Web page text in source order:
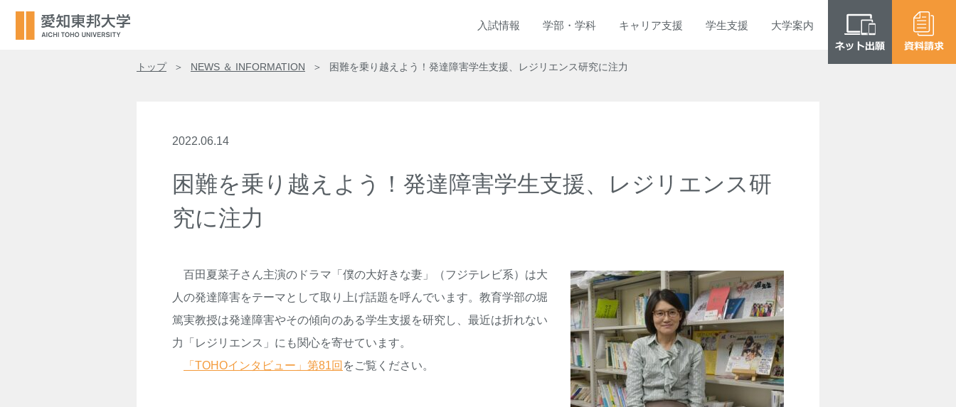
入試情報 学部 ・ 学科 キャリア支援 学生支援 大学案内
トップ NEWS ＆ INFORMATION 困難を乗り越えよう！発達障害学生支援、レジリエンス研究に注力
2022.06.14
困難を乗り越えよう！発達障害学生支援、レジリエンス研
究に注力
百田夏菜子さん主演のドラマ「僕の大好きな妻」（フジテレビ系）は大
人の発達障害をテーマとして取り上げ話題を呼んでいます。教育学部の堀
篤実教授は発達障害やその傾向のある学生支援を研究し、最近は折れない
力「レジリエンス」にも関心を寄せています。
「TOHOインタビュー」第81回 をご覧ください。